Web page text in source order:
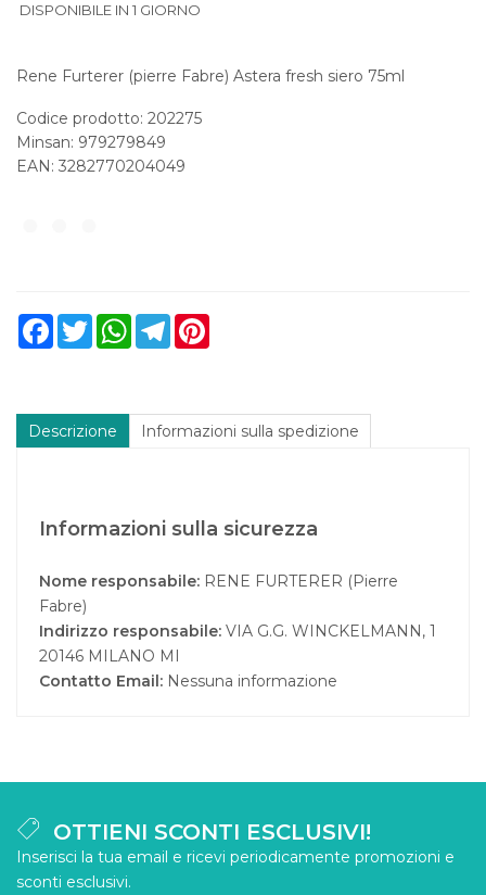
DISPONIBILE IN 1 GIORNO
Rene Furterer (pierre Fabre) Astera fresh siero 75ml
Codice prodotto: 202275
Minsan: 979279849
EAN: 3282770204049
FacebookTwitterWhatsAppTelegram
Descrizione Informazioni sulla spedizione
Informazioni sulla sicurezza
Nome responsabile: RENE FURTERER (Pierre
Fabre)
Indirizzo responsabile: VIA G.G. WINCKELMANN, 1
20146 MILANO MI
Contatto Email: Nessuna informazione
OTTIENI SCONTI ESCLUSIVI!
Inserisci la tua email e ricevi periodicamente promozioni e
sconti esclusivi.